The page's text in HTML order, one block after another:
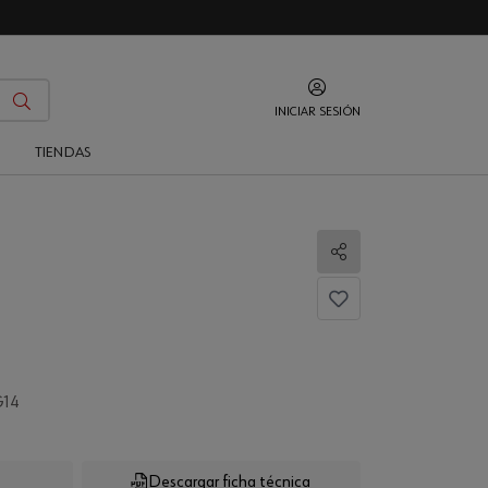
INICIAR SESIÓN
TIENDAS
Compartir
Descargar ficha técnica